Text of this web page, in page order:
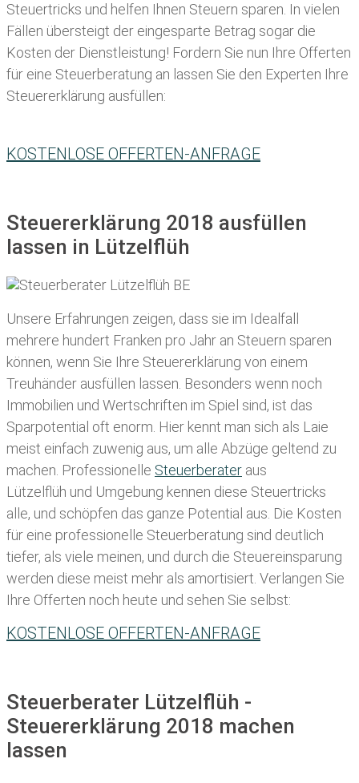
Steuertricks und helfen Ihnen Steuern sparen. In vielen
Fällen übersteigt der eingesparte Betrag sogar die
Kosten der Dienstleistung! Fordern Sie nun Ihre Offerten
für eine Steuerberatung an lassen Sie den Experten Ihre
Steuererklärung ausfüllen:
KOSTENLOSE OFFERTEN-ANFRAGE
Steuererklärung 2018 ausfüllen
lassen in Lützelflüh
Unsere Erfahrungen zeigen, dass sie im Idealfall
mehrere hundert Franken pro Jahr an Steuern sparen
können, wenn Sie Ihre Steuererklärung von einem
Treuhänder ausfüllen lassen . Besonders wenn noch
Immobilien und Wertschriften im Spiel sind, ist das
Sparpotential oft enorm. Hier kennt man sich als Laie
meist einfach zuwenig aus, um alle Abzüge geltend zu
machen. Professionelle Steuerberater aus
Lützelflüh und Umgebung kennen diese Steuertricks
alle, und schöpfen das ganze Potential aus. Die Kosten
für eine professionelle Steuerberatung sind deutlich
tiefer, als viele meinen, und durch die Steuereinsparung
werden diese meist mehr als amortisiert. Verlangen Sie
Ihre Offerten noch heute und sehen Sie selbst:
KOSTENLOSE OFFERTEN-ANFRAGE
Steuerberater Lützelflüh -
Steuererklärung 2018 machen
lassen